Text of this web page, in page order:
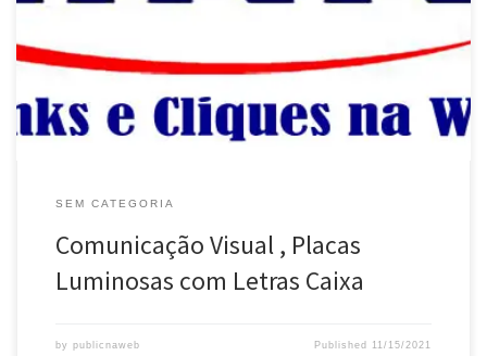
SEM CATEGORIA
Comunicação Visual , Placas
Luminosas com Letras Caixa
by publicnaweb Published 11/15/2021